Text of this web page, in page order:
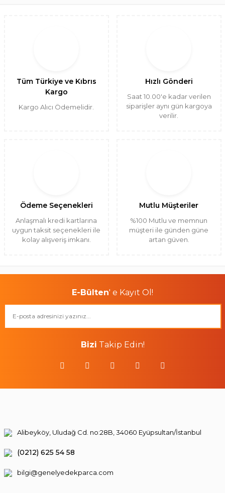
Tüm Türkiye ve Kıbrıs
Kargo
Kargo Alıcı Ödemelidir.
Hızlı Gönderi
Saat 10.00'e kadar verilen
siparişler aynı gün kargoya
verilir.
Ödeme Seçenekleri
Anlaşmalı kredi kartlarına
uygun taksit seçenekleri ile
kolay alışveriş imkanı.
Mutlu Müşteriler
%100 Mutlu ve memnun
müşteri ile günden güne
artan güven.
E-Bülten' e Kayıt Ol!
Bizi Takip Edin!
Alibeyköy, Uludağ Cd. no:28B, 34060 Eyüpsultan/İstanbul
(0212) 625 54 58
bilgi@genelyedekparca.com